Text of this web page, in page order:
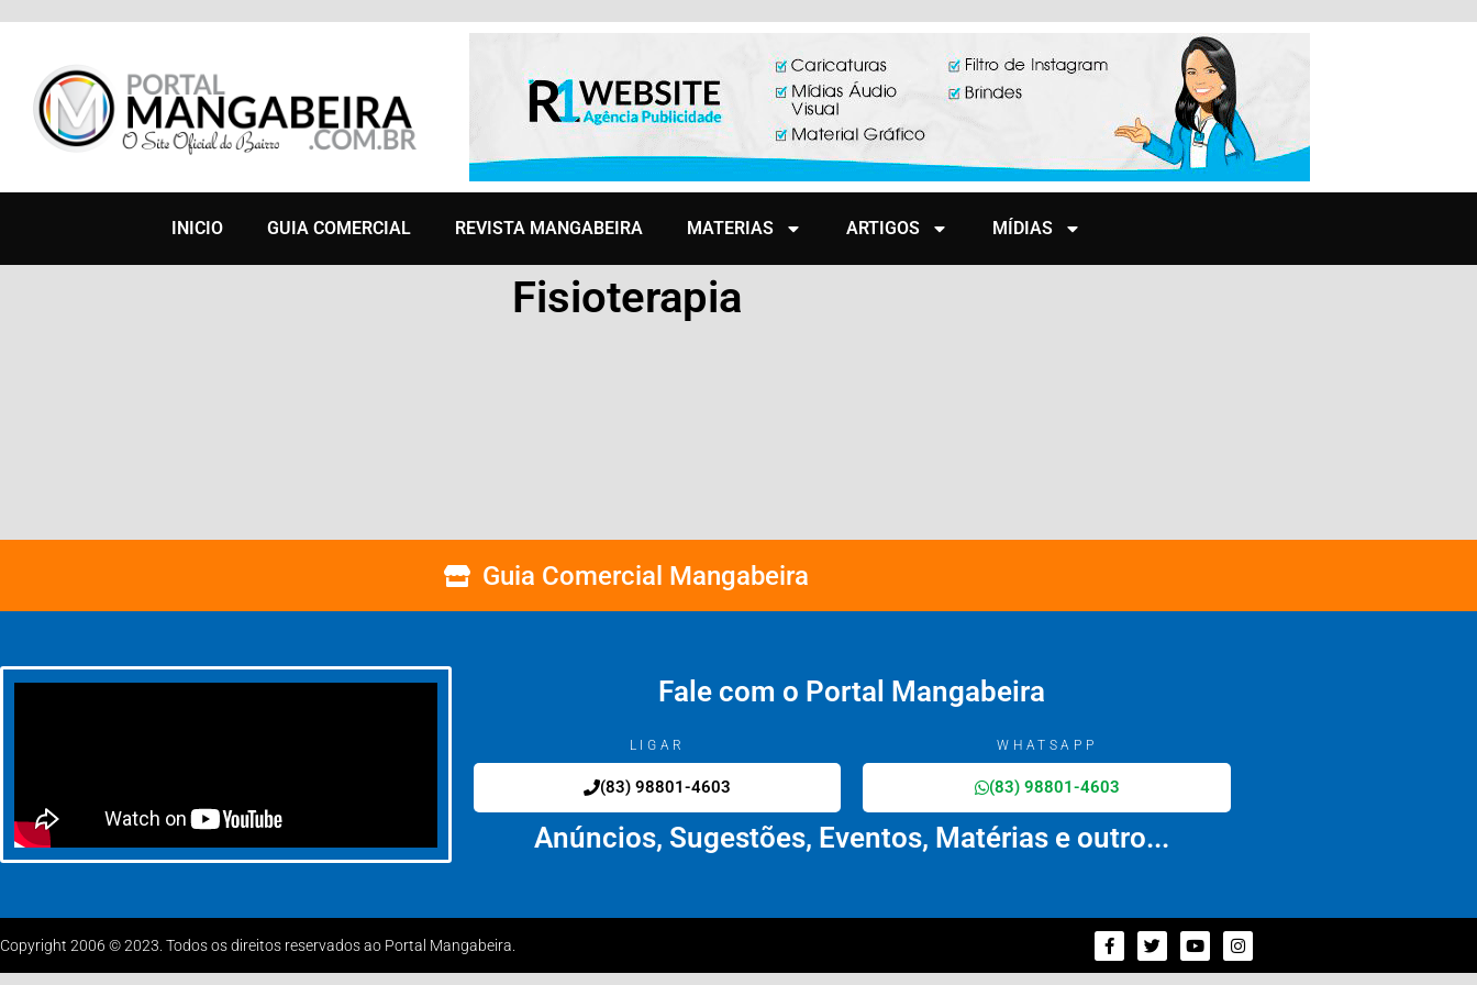
INICIO GUIA COMERCIAL REVISTA MANGABEIRA MATERIAS ARTIGOS MÍDIAS
Fisioterapia
Guia Comercial Mangabeira
Fale com o Portal Mangabeira
LIGAR
(83) 98801-4603
WHATSAPP
(83) 98801-4603
Anúncios, Sugestões, Eventos, Matérias e outro...
Copyright 2006 © 2023. Todos os direitos reservados ao Portal Mangabeira.